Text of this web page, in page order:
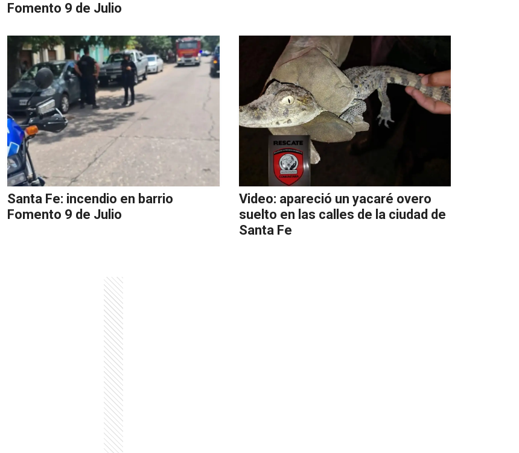
Fomento 9 de Julio
Santa Fe: incendio en barrio
Fomento 9 de Julio
Video: apareció un yacaré overo
suelto en las calles de la ciudad de
Santa Fe